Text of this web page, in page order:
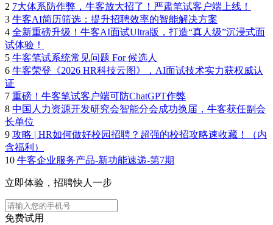
2 7大体系防作弊，牛客放大招了！严肃笔试客户端上线！
3 牛客AI简历筛选：提升招聘效率的智能解决方案
4 全新重磅升级！牛客AI面试Ultra版，打造“真人级”沉浸式面
试体验！
5 牛客笔试系统常见问题 For 候选人
6 牛客荣登《2026 HR科技云图》，AI面试技术实力获权威认
证
7 重磅！牛客笔试客户端可防ChatGPT作弊
8 中国人力资源开发研究会智能分会成功换届，牛客获任副会
长单位
9 攻略 | HR如何做好校园招聘？超强的校招攻略速收藏！（内
含福利）
10 牛客企业服务产品-新功能速递-第7期
立即体验，招聘快人一步
免费试用